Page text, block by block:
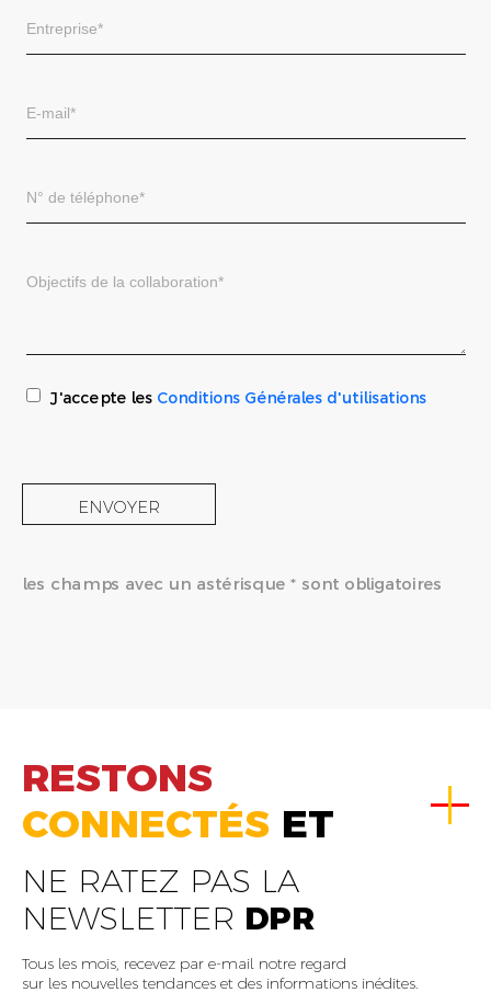
J'accepte les Conditions Générales d'utilisations
ENVOYER
les champs avec un astérisque * sont obligatoires
RESTONS
CONNECTÉS ET
NE RATEZ PAS LA
NEWSLETTER DPR
Tous les mois, recevez par e-mail notre regard
sur les nouvelles tendances et des informations inédites.